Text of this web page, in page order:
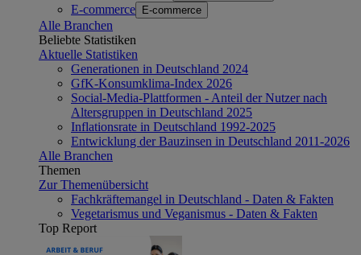
E-commerce E-commerce
Alle Branchen
Beliebte Statistiken
Aktuelle Statistiken
Generationen in Deutschland 2024
GfK-Konsumklima-Index 2026
Social-Media-Plattformen - Anteil der Nutzer nach
Altersgruppen in Deutschland 2025
Inflationsrate in Deutschland 1992-2025
Entwicklung der Bauzinsen in Deutschland 2011-2026
Alle Branchen
Themen
Zur Themenübersicht
Fachkräftemangel in Deutschland - Daten & Fakten
Vegetarismus und Veganismus - Daten & Fakten
Top Report